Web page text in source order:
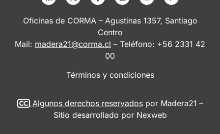
Oficinas de CORMA – Agustinas 1357, Santiago
Centro
Mail: madera21@corma.cl – Teléfono: +56 2331 42
00
Términos y condiciones
Algunos derechos reservadospor Madera21 –
Sitio desarrollado por Nexweb